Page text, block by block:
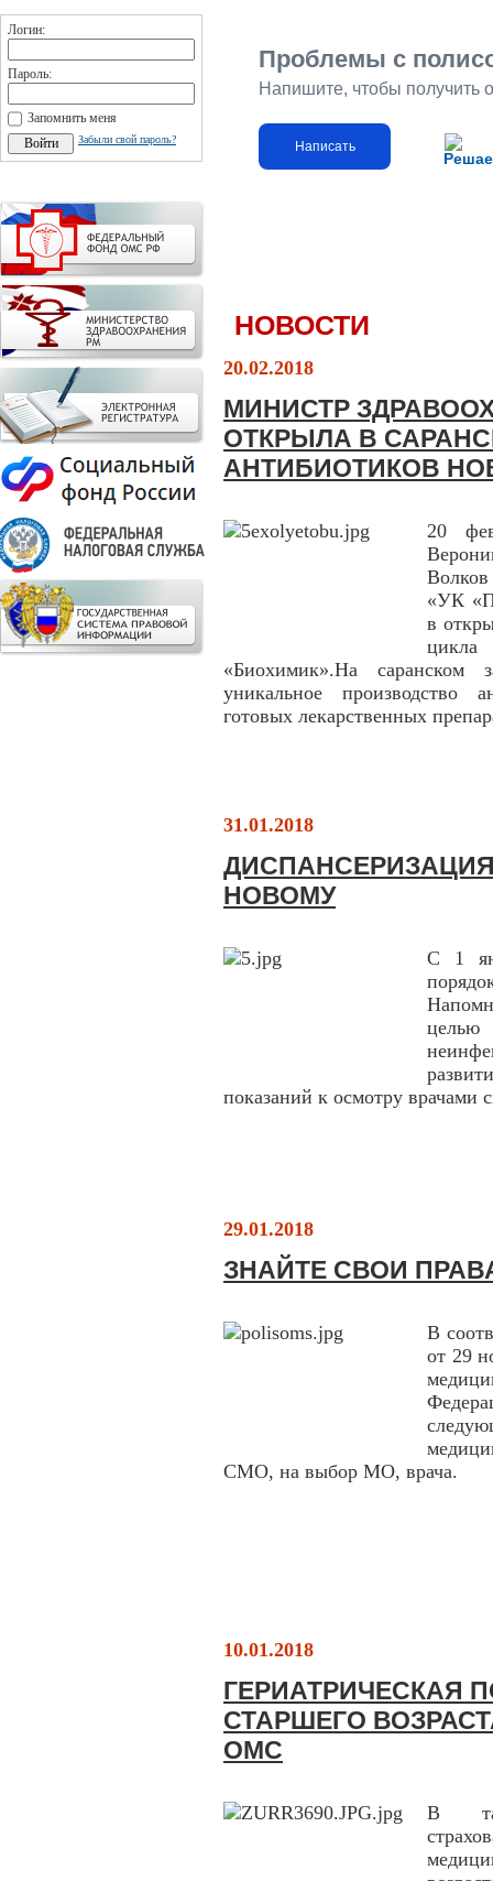
Логин:
Пароль:
Запомнить меня
Забыли свой пароль?
Проблемы с
Напишите, чтобы получить
Написать
НОВОСТИ
20.02.2018
МИНИСТР
ОТКРЫЛА В
АНТИБИОТИКОВ
20
«УК
в
цикла
«Биохимик».На саранском
уникальное производство
готовых лекарственных
31.01.2018
НОВОМУ
С 1
показаний к осмотру врачами
29.01.2018
ЗНАЙТЕ СВОИ
В
от 29
СМО, на выбор МО, врача.
10.01.2018
ГЕРИАТРИЧЕСКАЯ
СТАРШЕГО
ОМС
В